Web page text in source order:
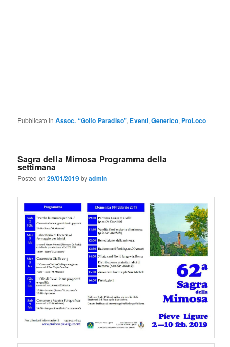
Pubblicato in Assoc. “Golfo Paradiso”, Eventi,Generico, ProLoco
Sagra della Mimosa Programma della
settimana
Posted on 29/01/2019byadmin